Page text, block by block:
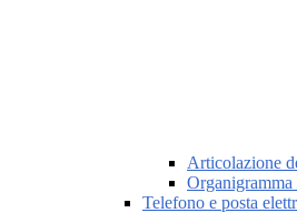
Articolazione
Organigramma
Telefono e posta